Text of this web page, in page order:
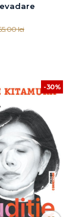
lei
-30%